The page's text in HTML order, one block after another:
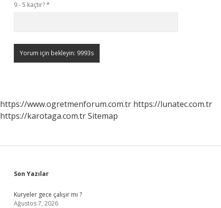
9 - 5 kaçtır?*
https://www.ogretmenforum.com.tr https://lunatec.com.tr
https://karotaga.com.trSitemap
Sidebar
Son Yazılar
Kuryeler gece çalışır mı ?
Ağustos 7, 2026